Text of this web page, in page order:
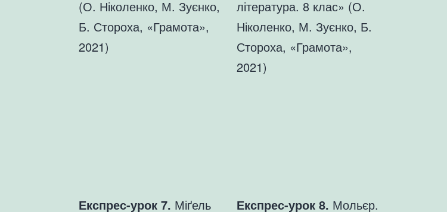
(О. Ніколенко, М. Зуєнко,
Б. Стороха, «Грамота»,
2021)
література. 8 клас» (О.
Ніколенко, М. Зуєнко, Б.
Стороха, «Грамота»,
2021)
Експрес-урок 7. Міґель
Експрес-урок 8. Мольєр.